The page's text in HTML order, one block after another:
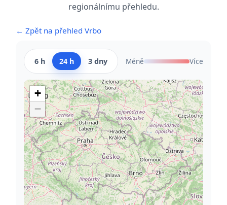
regionálnímu přehledu.
← Zpět na přehled Vrbo
6 h 24 h 3 dny Méně Více
+
−